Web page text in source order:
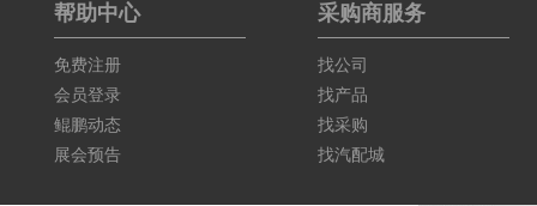
帮助中心
免费注册
会员登录
鲲鹏动态
展会预告
采购商服务
找公司
找产品
找采购
找汽配城